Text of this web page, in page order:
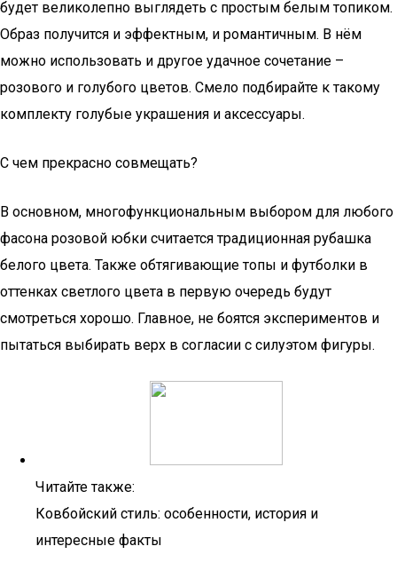
будет великолепно выглядеть с простым белым топиком.
Образ получится и эффектным, и романтичным. В нём
можно использовать и другое удачное сочетание –
розового и голубого цветов. Смело подбирайте к такому
комплекту голубые украшения и аксессуары.
С чем прекрасно совмещать?
В основном, многофункциональным выбором для любого
фасона розовой юбки считается традиционная рубашка
белого цвета. Также обтягивающие топы и футболки в
оттенках светлого цвета в первую очередь будут
смотреться хорошо. Главное, не боятся экспериментов и
пытаться выбирать верх в согласии с силуэтом фигуры.
Читайте также:
Ковбойский стиль: особенности, история и
интересные факты